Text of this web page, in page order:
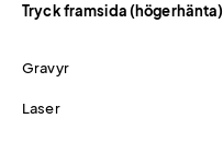
Tryck framsida (högerhänta)
Gravyr
Laser